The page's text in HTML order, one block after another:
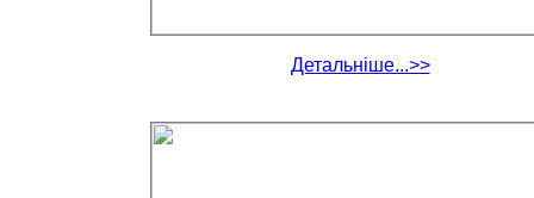
Детальніше...>>